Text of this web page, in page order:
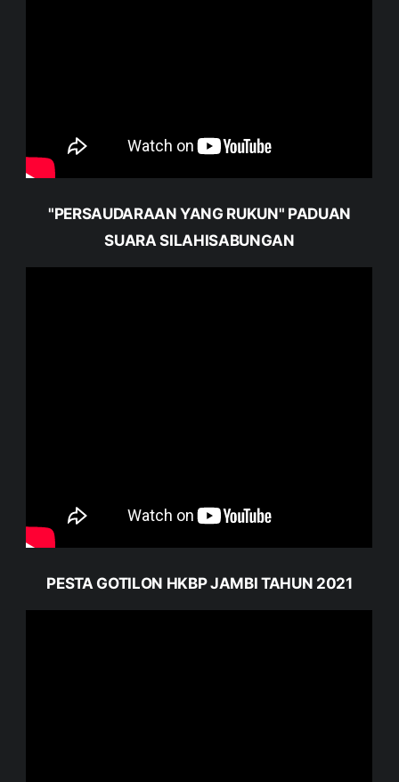
"PERSAUDARAAN YANG RUKUN" PADUAN
SUARA SILAHISABUNGAN
PESTA GOTILON HKBP JAMBI TAHUN 2021